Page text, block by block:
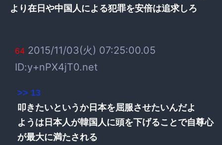
より在日や中国人による犯罪を安倍は追求しろ
64 2015/11/03(火) 07:25:00.05
ID:y+nPX4jT0.net
>> 13
叩きたいというか日本を屈服させたいんだよ
ようは日本人が韓国人に頭を下げることで自尊心
が最大に満たされる